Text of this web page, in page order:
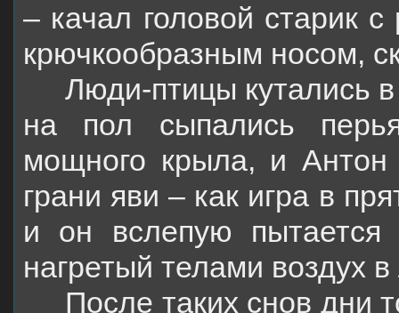
– качал головой старик
крючкообразным носом,
Люди-птицы кутались
на пол сыпались
мощного крыла, и
грани яви – как игра в
и он вслепую
нагретый телами воздух
После таких снов дни